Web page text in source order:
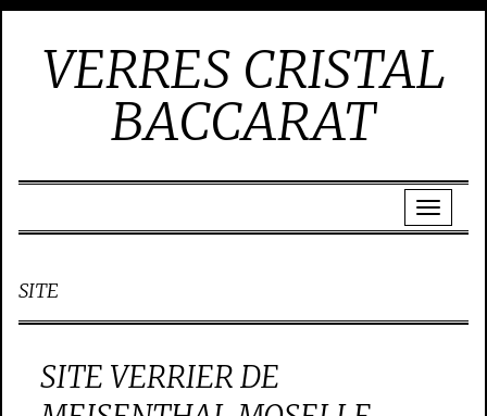
VERRES CRISTAL
BACCARAT
SITE
SITE VERRIER DE